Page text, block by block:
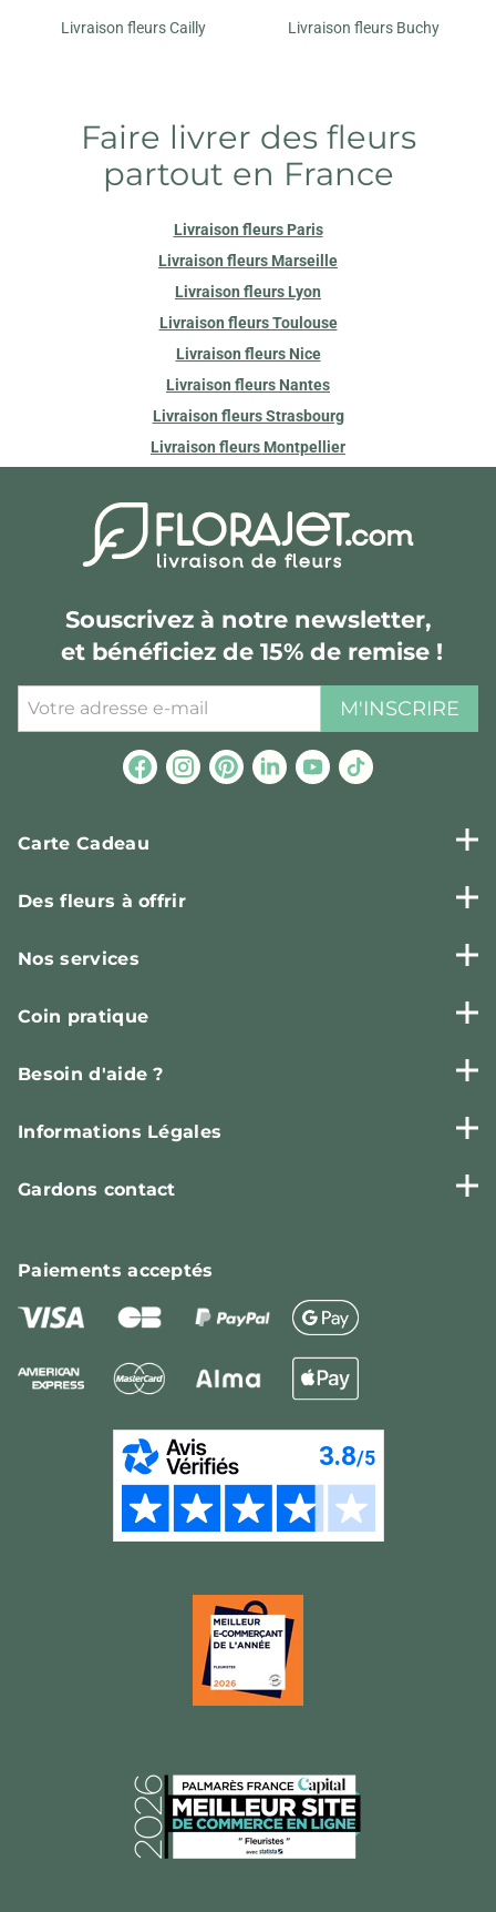
Livraison fleurs Cailly Livraison fleurs Buchy
Faire livrer des fleurs
partout en France
Livraison fleurs Paris
Livraison fleurs Marseille
Livraison fleurs Lyon
Livraison fleurs Toulouse
Livraison fleurs Nice
Livraison fleurs Nantes
Livraison fleurs Strasbourg
Livraison fleurs Montpellier
Souscrivez à notre newsletter,
et bénéficiez de 15% de remise !
M'INSCRIRE
Carte Cadeau
Des fleurs à offrir
Nos services
Coin pratique
Besoin d'aide ?
Informations Légales
Gardons contact
Paiementsacceptés